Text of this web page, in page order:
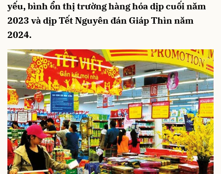
yếu, bình ổn thị trường hàng hóa dịp cuối năm
2023 và dịp Tết Nguyên đán Giáp Thìn năm
2024.